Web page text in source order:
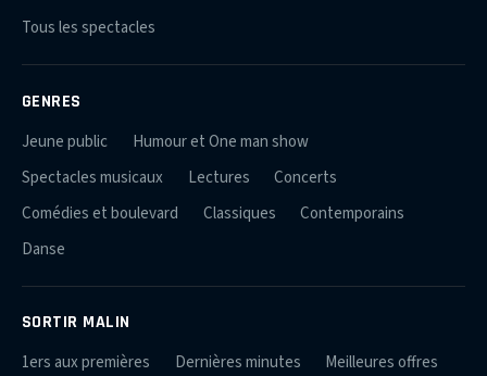
Tous les spectacles
GENRES
Jeune public
Humour et One man show
Spectacles musicaux
Lectures
Concerts
Comédies et boulevard
Classiques
Contemporains
Danse
SORTIR MALIN
1ers aux premières Dernières minutes
Meilleures offres